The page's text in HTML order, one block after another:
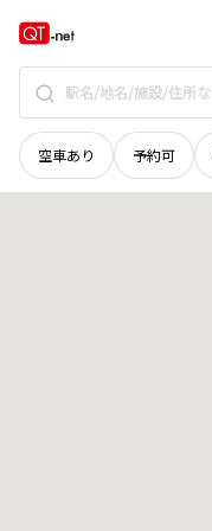
空車あり 予約可
山口県